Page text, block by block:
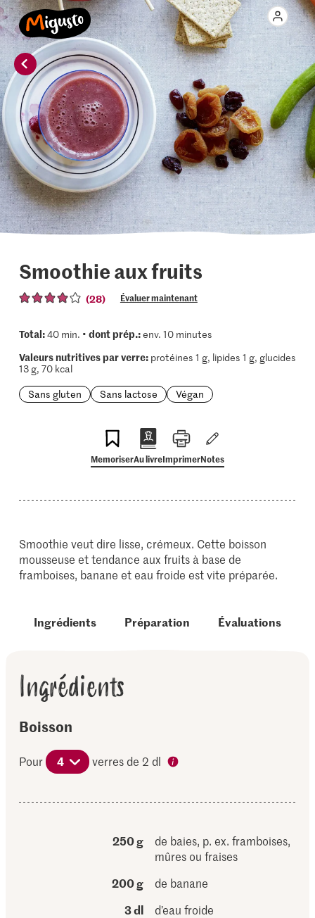
Smoothie aux fruits
(28) Évaluer maintenant
Total:40 min. • dont prép.:env. 10 minutes
Valeurs nutritives par verre:protéines 1 g, lipides 1 g, glucides
13 g, 70 kcal
Sans gluten
Sans lactose Végan
MemoriserAu livreImprimerNotes
Smoothie veut dire lisse, crémeux. Cette boisson
mousseuse et tendance aux fruits à base de
framboises, banane et eau froide est vite préparée.
Ingrédients Préparation Évaluations
Ingrédients
Boisson
Pour 4 verres de 2 dl
250 g
de baies, p. ex. framboises,
mûres ou fraises
200 g
de banane
3 dl
d’eau froide